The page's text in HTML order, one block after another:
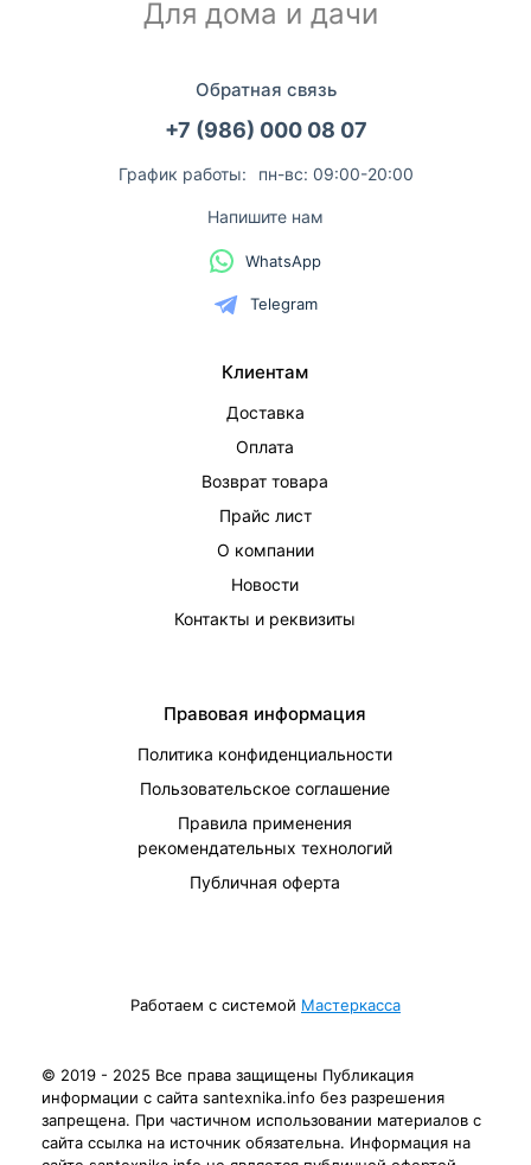
Для дома и дачи
Обратная связь
+7 (986) 000 08 07
График работы: пн-вс: 09:00-20:00
Напишите нам
WhatsApp
Telegram
Клиентам
Доставка
Оплата
Возврат товара
Прайс лист
О компании
Новости
Контакты и реквизиты
Правовая информация
Политика конфиденциальности
Пользовательское соглашение
Правила применения
рекомендательных технологий
Публичная оферта
Работаем с системой Мастеркасса
© 2019 - 2025 Все права защищены Публикация
информации с сайта santexnika.info без разрешения
запрещена. При частичном использовании материалов с
сайта ссылка на источник обязательна. Информация на